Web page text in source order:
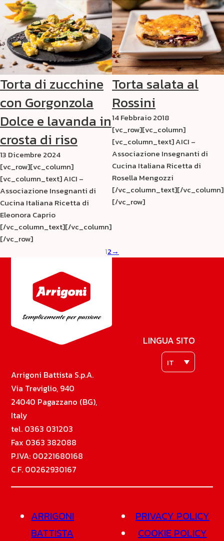
Torta di zucchine
con Gorgonzola
Dolce e lavanda in
crosta di riso
13 Dicembre 2024
[vc_row][vc_column]
[vc_column_text] AICI –
Associazione Insegnanti di
Cucina Italiana Ricetta di
Eleonora Caprio
[/vc_column_text][/vc_column]
[/vc_row]
Torta salata al
Rossini
14 Febbraio 2018
[vc_row][vc_column]
[vc_column_text] AICI –
Associazione Insegnanti di
Cucina Italiana Ricetta di
Rosella Mengozzi
[/vc_column_text][/vc_column]
[/vc_row]
12→
Arrigoni Battista S.p.A.
Via Treviglio, 940
24040 Pagazzano (BG),
Italy
tel. 0363 031203
Fax 0363 382088
P.IVA: 00221680168
C.F. 00262930167
LINGUA SITO
IT
ARRIGONI
BATTISTA
PRIVACY POLICY
COOKIE POLICY